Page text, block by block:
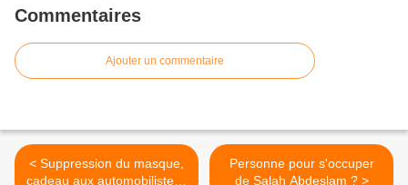
Commentaires
Ajouter un commentaire
< Suppression du masque,
cadeau aux automobilistes :
Personne pour s'occuper
de Salah Abdeslam ? >